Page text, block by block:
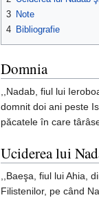
3 Note
4 Bibliografie
Domnia
,,Nadab, fiul lui
domnit doi ani peste
păcatele în care
Uciderea lui
,,Baeşa, fiul lui Ahia,
Filistenilor, pe când